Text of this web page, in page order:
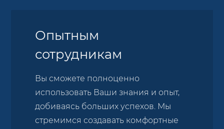
Опытным
сотрудникам
Вы сможете полноценно
использовать Ваши знания и опыт,
добиваясь больших успехов. Мы
стремимся создавать комфортные